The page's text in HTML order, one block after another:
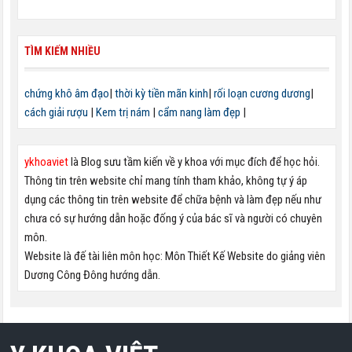
TÌM KIẾM NHIỀU
chứng khô âm đạo thời kỳ tiền mãn kinh rối loạn cương dương
cách giải rượu
Kem trị nám cẩm nang làm đẹp
ykhoavietlà Blog sưu tầm kiến về y khoa với mục đích để học hỏi.
Thông tin trên website chỉ mang tính tham khảo, không tự ý áp
dụng các thông tin trên website để chữa bệnh và làm đẹp nếu như
chưa có sự hướng dẫn hoặc đống ý của bác sĩ và người có chuyên
môn.
Website là đế tài liên môn học: Môn Thiết Kế Website do giảng viên
Dương Công Đông hướng dẫn.